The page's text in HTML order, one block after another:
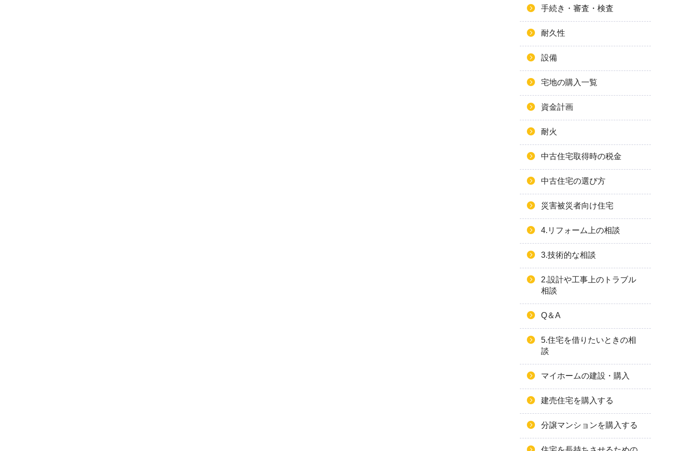
手続き・審査・検査
耐久性
設備
宅地の購入一覧
資金計画
耐火
中古住宅取得時の税金
中古住宅の選び方
災害被災者向け住宅
4.リフォーム上の相談
3.技術的な相談
2.設計や工事上のトラブル
相談
Q＆A
5.住宅を借りたいときの相
談
マイホームの建設・購入
建売住宅を購入する
分譲マンションを購入する